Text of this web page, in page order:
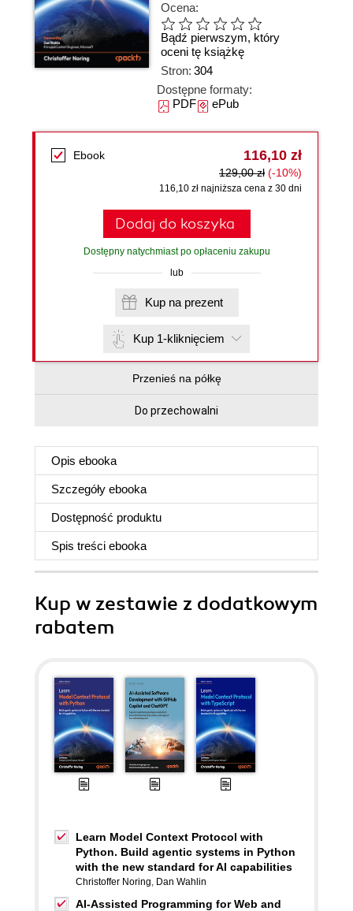
Ocena:
Bądź pierwszym, który
oceni tę książkę
Stron: 304
Dostępne formaty:
PDFePub
Ebook 116,10 zł
129,00 zł (-10%)
116,10 zł najniższa cena z 30 dni
Dodaj do koszyka
Dostępny natychmiast po opłaceniu zakupu
lub
Kup na prezent
Kup 1-kliknięciem
Przenieś na półkę
Do przechowalni
Opis ebooka
Szczegóły ebooka
Dostępność produktu
Spis treści ebooka
Kup w zestawie z dodatkowym
rabatem
Learn Model Context Protocol with
Python. Build agentic systems in Python
with the new standard for AI capabilities
Christoffer Noring, Dan Wahlin
AI-Assisted Programming for Web and